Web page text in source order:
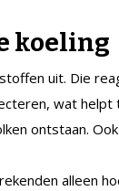
koeling
uit. Die
wat helpt
ontstaan.
alleen